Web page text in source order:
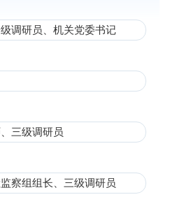
调研员、机关党委书记
三级调研员
察组组长、三级调研员